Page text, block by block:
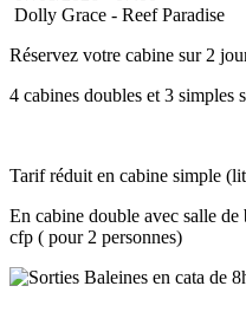
Dolly Grace - Reef Paradise
Réservez votre cabine sur 2
4 cabines doubles et 3 simples
Tarif réduit en cabine simple
En cabine double avec salle
cfp ( pour 2 personnes)